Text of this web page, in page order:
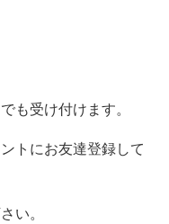
でも受け付けます。
トにお友達登録して
い。